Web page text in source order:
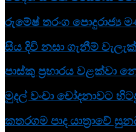
රුමේෂ් තරංග පොදුරාජ්‍ය
සිය දිවි නසා ගැනීම්
පාස්කු ප්‍රහාරය වළක්වා
මුදල් වංචා චෝදනාවට
කතරගම පාද යාත්‍රාවේ